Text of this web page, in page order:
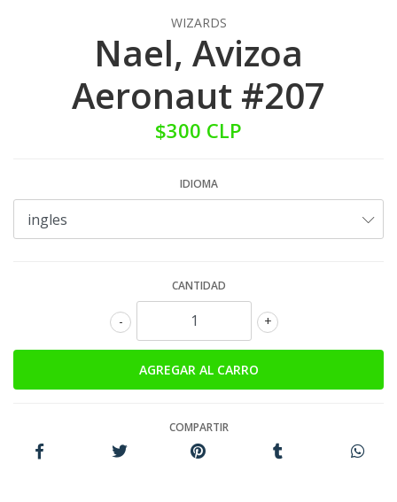
WIZARDS
Nael, Avizoa
Aeronaut #207
$300 CLP
IDIOMA
CANTIDAD
+
-
COMPARTIR